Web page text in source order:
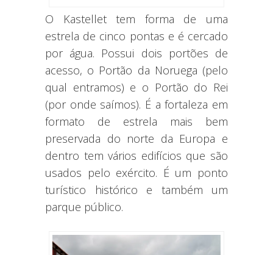
O Kastellet tem forma de uma
estrela de cinco pontas e é cercado
por água. Possui dois portões de
acesso, o Portão da Noruega (pelo
qual entramos) e o Portão do Rei
(por onde saímos). É a fortaleza em
formato de estrela mais bem
preservada do norte da Europa e
dentro tem vários edifícios que são
usados pelo exército. É um ponto
turístico histórico e também um
parque público.